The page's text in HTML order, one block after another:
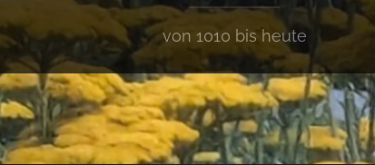
von 1010 bis heute